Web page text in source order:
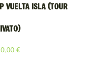
VUELTA ISLA (TOUR
€